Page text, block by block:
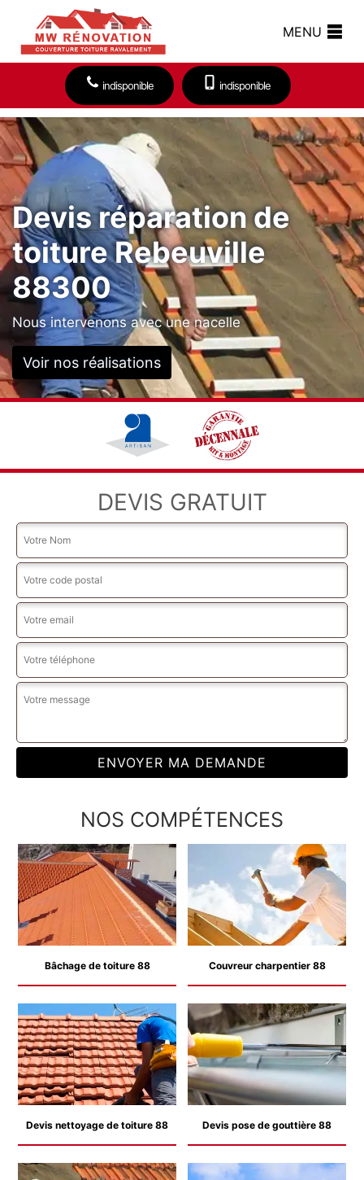
MENU
indisponible indisponible
Devis réparation de
toiture Rebeuville
88300
Nous intervenons avec une nacelle
Voir nos réalisations
DEVIS GRATUIT
NOS COMPÉTENCES
Bâchage de toiture 88 Couvreur charpentier 88
Devis nettoyage de toiture 88 Devis pose de gouttière 88